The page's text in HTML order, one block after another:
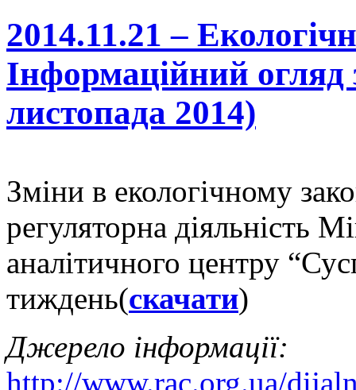
2014.11.21 –
Інформаційний огляд
листопада 2014)
Зміни в екологічному
регуляторна діяльність
аналітичного центру
тиждень(скачати)
Джерело інформації:
http://www.rac.org.ua/